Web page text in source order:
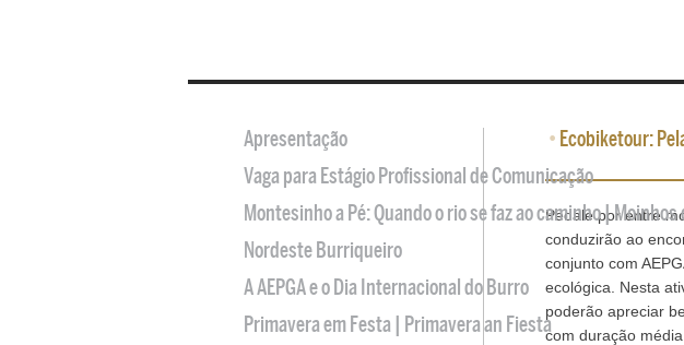
• Ecobiketour:
Pedale por entre
conduzirão ao
conjunto com
ecológica. Nesta
poderão apreciar
com duração
Apresentação
Vaga para Estágio Profissional de Comunicação
Montesinho a Pé: Quando o rio se faz ao caminho |
Nordeste Burriqueiro
A AEPGA e o Dia Internacional do Burro
Primavera em Festa | Primavera an Fiesta